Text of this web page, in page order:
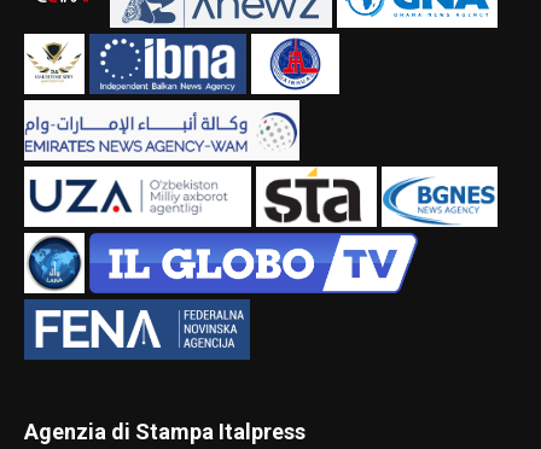
Agenzia di Stampa Italpress